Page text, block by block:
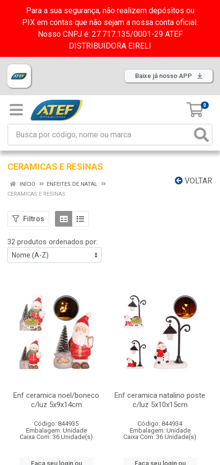
Para a sua segurança, não realizem depósitos ou
PIX em contas que não sejam a nossa conta oficial.
Nosso CNPJ é: 27.717.135/0001-29 ATEF
DISTRIBUIDORA EIRELI
Baixe já nosso APP
0
CERAMICAS E RESINAS
VOLTAR
INÍCIO
ENFEITES DE NATAL
CERAMICAS E RESINAS
Filtros
32 produtos ordenados por:
Enf ceramica noel/boneco
c/luz 5x9x14cm
Código: 844935
Embalagem: Unidade
Caixa Com: 36 Unidade(s)
Faça seu login ou
Enf ceramica natalino poste
c/luz 5x10x15cm
Código: 844934
Embalagem: Unidade
Caixa Com: 36 Unidade(s)
Faça seu login ou